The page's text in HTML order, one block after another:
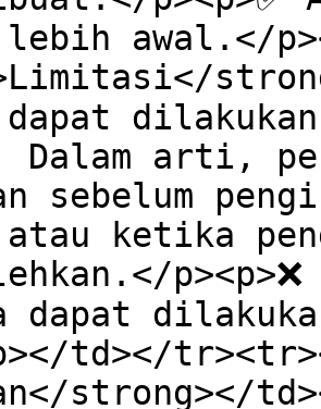
lebih awal.</
dapat
arti,
sebelum
ketika
p><p>❌
dapat
td></
strong></